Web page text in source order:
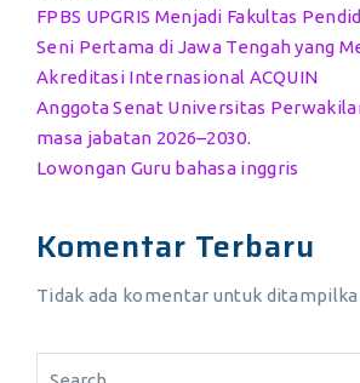
FPBS UPGRIS Menjadi Fakultas
Seni Pertama di Jawa Tengah yang
Akreditasi Internasional ACQUIN
Anggota Senat Universitas
masa jabatan 2026–2030.
Lowongan Guru bahasa inggris
Komentar Terbaru
Tidak ada komentar untuk